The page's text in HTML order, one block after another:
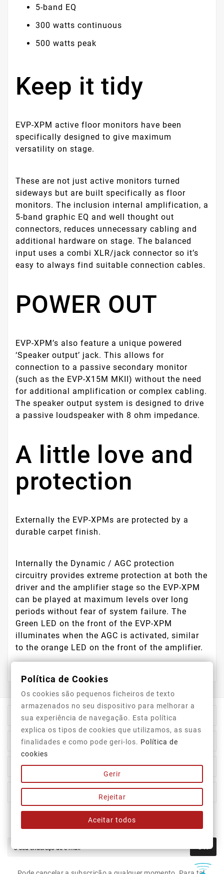
5-band EQ
300 watts continuous
500 watts peak
Keep it tidy
EVP-XPM active floor monitors have been
specifically designed to give maximum
versatility on stage.
These are not just active monitors turned
sideways but are built specifically as floor
monitors. The inclusion internal amplification, a
5-band graphic EQ and well thought out
connectors, reduces unnecessary cabling and
additional hardware on stage. The balanced
input uses a combi XLR/jack connector so it’s
easy to always find suitable connection cables.
POWER OUT
EVP-XPM’s also feature a unique powered
‘Speaker output’ jack. This allows for
connection to a passive secondary monitor
(such as the EVP-X15M MKII) without the need
for additional amplification or complex cabling.
The speaker output system is designed to drive
a passive loudspeaker with 8 ohm impedance.
A little love and
protection
Externally the EVP-XPMs are protected by a
durable carpet finish.
Internally the Dynamic / AGC protection
circuitry provides extreme protection at both the
driver and the amplifier stage so the EVP-XPM
can be played at maximum levels over long
periods without fear of system failure. The
Green LED on the front of the EVP-XPM
illuminates when the AGC is activated, similar
to the orange LED on the front of the amplifier.
Informação Da Loja
Top Categorias
A Nossa Empresa 
A Sua Conta 
Newsletter
OK
Política de Cookies
Os cookies são pequenos ficheiros de texto
armazenados no seu dispositivo para melhorar a
sua experiência de navegação. Esta política
explica os tipos de cookies que utilizamos, as suas
finalidades e como pode geri-los. Política de
cookies
Gerir
Rejeitar
Aceitar todos